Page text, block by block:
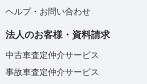
ヘルプ・お問い合わせ
法人のお客様・資料請求
中古車査定仲介サービス
事故車査定仲介サービス